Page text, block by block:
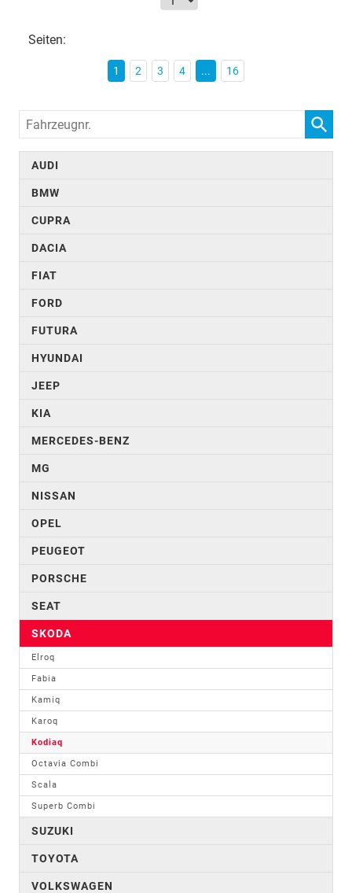
Seiten:
1 2 3 4 ... 16
Fahrzeugnr.
AUDI
BMW
CUPRA
DACIA
FIAT
FORD
FUTURA
HYUNDAI
JEEP
KIA
MERCEDES-BENZ
MG
NISSAN
OPEL
PEUGEOT
PORSCHE
SEAT
SKODA
Elroq
Fabia
Kamiq
Karoq
Kodiaq
Octavia Combi
Scala
Superb Combi
SUZUKI
TOYOTA
VOLKSWAGEN